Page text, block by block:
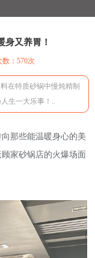
身又养胃！
： 570次
在特质砂锅中慢炖精制
生一大乐事！..
那些能温暖身心的美
家砂锅店的火爆场面